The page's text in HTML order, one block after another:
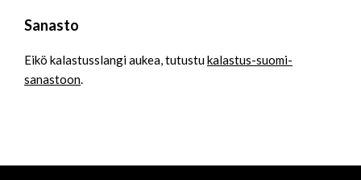
Sanasto
Eikö kalastusslangi aukea, tutustukalastus-suomi-
sanastoon.